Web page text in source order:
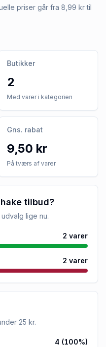
priser går fra 8,99 kr til
Butikker
2
Med varer i kategorien
Gns. rabat
9,50 kr
På tværs af varer
tilbud?
lige nu.
2 varer
2 varer
25 kr.
4 (100%)